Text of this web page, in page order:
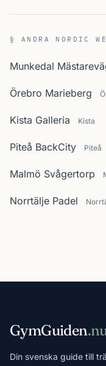
§ ANDRA NORDIC
Munkedal
Örebro Marieberg
Kista Galleria Kista
Piteå BackCity Piteå
Malmö Svågertorp
Norrtälje Padel
GymGuiden
Din svenska guide till